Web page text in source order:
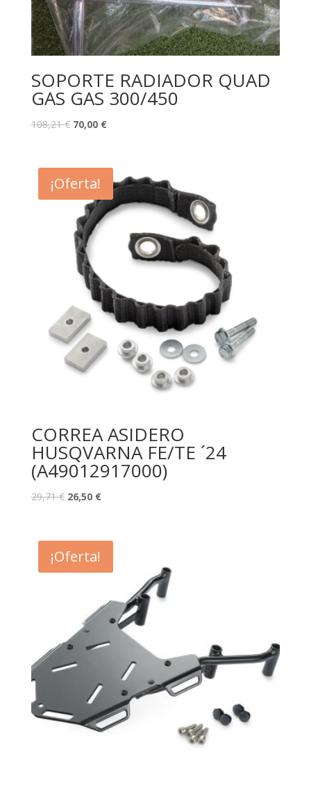
SOPORTE RADIADOR QUAD
GAS GAS 300/450
108,21€ 70,00 €
¡Oferta!
CORREA ASIDERO
HUSQVARNA FE/TE ´24
(A49012917000)
29,71€ 26,50 €
¡Oferta!